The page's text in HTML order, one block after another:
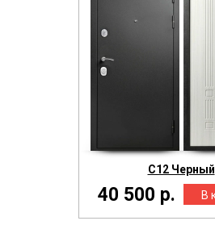
С12 Черный
40 500 р.